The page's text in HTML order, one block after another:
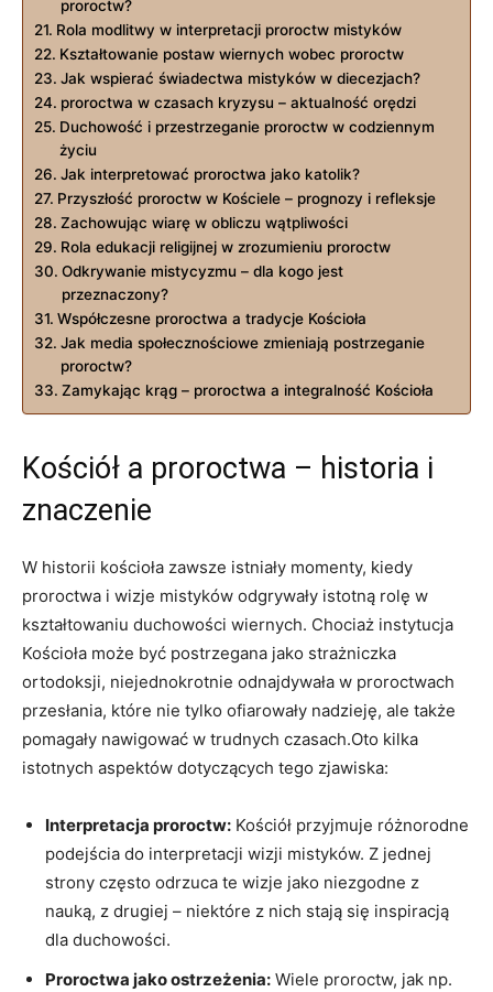
proroctw?
Rola modlitwy w interpretacji proroctw mistyków
Kształtowanie postaw wiernych wobec ​proroctw
Jak ⁣wspierać świadectwa mistyków w diecezjach?
proroctwa w czasach⁣ kryzysu ​– aktualność orędzi
Duchowość i przestrzeganie proroctw w codziennym
życiu
Jak interpretować proroctwa jako katolik?
Przyszłość proroctw w Kościele – prognozy i refleksje
Zachowując wiarę w obliczu wątpliwości
Rola edukacji religijnej w zrozumieniu proroctw
Odkrywanie mistycyzmu​ – dla kogo jest
przeznaczony?
Współczesne proroctwa a tradycje Kościoła
Jak media społecznościowe zmieniają postrzeganie
proroctw?
Zamykając krąg – proroctwa a integralność Kościoła
Kościół a proroctwa – historia i
‌znaczenie
W historii kościoła⁢ zawsze istniały momenty, kiedy⁣
proroctwa i wizje mistyków odgrywały istotną rolę⁣ w
kształtowaniu duchowości wiernych.⁤ Chociaż instytucja
Kościoła może być‍ postrzegana jako strażniczka
‍ortodoksji, niejednokrotnie odnajdywała w proroctwach
przesłania,‌ które nie tylko ofiarowały nadzieję, ale​ także
‍pomagały nawigować w trudnych czasach.Oto kilka
istotnych aspektów dotyczących tego zjawiska:
Interpretacja‍ proroctw: Kościół przyjmuje różnorodne
podejścia do interpretacji wizji mistyków. Z jednej
strony często odrzuca te wizje jako niezgodne z
nauką, z drugiej – niektóre z nich stają ⁣się inspiracją
dla⁣ duchowości.
Proroctwa jako‍ ostrzeżenia: Wiele ⁢proroctw, jak np.